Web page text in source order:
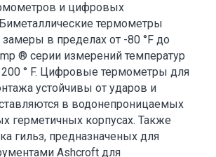
и цифровых
термометры
в пределах от -80 °F до
® серии измерений температур
° F. Цифровые термометры для
устойчивы от ударов и
в водонепроницаемых
герметичных корпусах. Также
гильз, предназначеных для
Ashcroft для